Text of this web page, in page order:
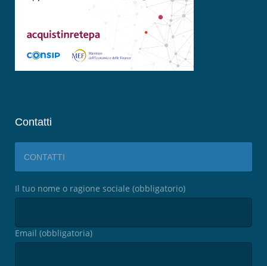
Contatti
CONTATTI
Il tuo nome o ragione sociale (obbligatorio)
Email (obbligatoria)